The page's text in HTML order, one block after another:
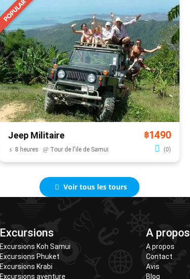
Jeep Militaire ฿1490
8 heures Tour de l'ile de Samui (0)
Voir tous les tours
Excursions
Excursions Koh Samui
Excursions Phuket
Excursions Krabi
Excursions aventure
A propos
A propos
Contact
Avis
Blog